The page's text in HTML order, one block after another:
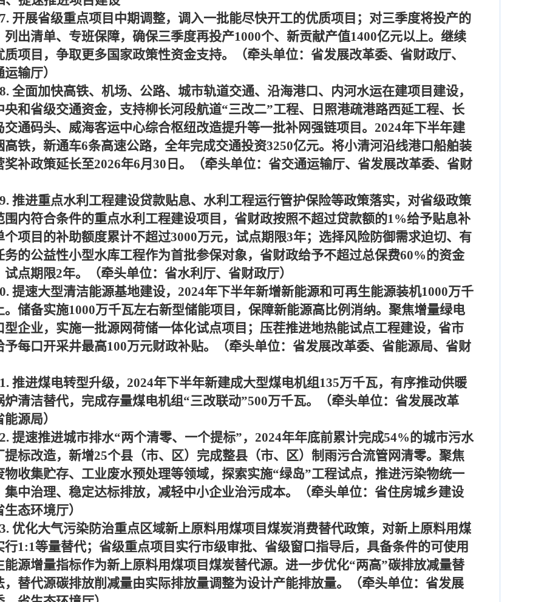
开展省级重点项目中期调整，调入一批能尽快开工的优质项目；对三季度将投产的
列出清单、专班保障，确保三季度再投产1000个、新贡献产值1400亿元以上。继续
质项目，争取更多国家政策性资金支持。（牵头单位：省发展改革委、省财政厅、
输厅）
全面加快高铁、机场、公路、城市轨道交通、沿海港口、内河水运在建项目建设，
央和省级交通资金，支持柳长河段航道“三改二”工程、日照港疏港路西延工程、长
交通码头、威海客运中心综合枢纽改造提升等一批补网强链项目。 2024年下半年建
高铁，新通车6条高速公路，全年完成交通投资3250亿元。将小清河沿线港口船舶装
奖补政策延长至2026年6月 30 日。（牵头单位：省交通运输厅、省发展改革委、省财
推进重点水利工程建设贷款贴息、水利工程运行管护保险等政策落实，对省级政策
围内符合条件的重点水利工程建设项目，省财政按照不超过贷款额的1%给予贴息补
个项目的补助额度累计不超过3000万元，试点期限3年；选择风险防御需求迫切、有
务的公益性小型水库工程作为首批参保对象，省财政给予不超过总保费60%的资金
试点期限2年。（牵头单位：省水利厅、省财政厅）
提速大型清洁能源基地建设， 2024年下半年新增新能源和可再生能源装机1000万千
。储备实施1000万千瓦左右新型储能项目，保障新能源高比例消纳。聚焦增量绿电
型企业，实施一批源网荷储一体化试点项目；压茬推进地热能试点工程建设，省市
予每口开采井最高100万元财政补贴。（牵头单位：省发展改革委、省能源局、省财
推进煤电转型升级， 2024年下半年新建成大型煤电机组135万千瓦，有序推动供暖
炉清洁替代，完成存量煤电机组“三改联动”500万千瓦。（牵头单位：省发展改革
源局）
提速推进城市排水“两个清零、一个提标”， 2024年年底前累计完成54%的城市污水
提标改造，新增25个县（市、区）完成整县（市、区）制雨污合流管网清零。聚焦
物收集贮存、工业废水预处理等领域，探索实施“绿岛”工程试点，推进污染物统一
集中治理、稳定达标排放，减轻中小企业治污成本。（牵头单位：省住房城乡建设
态环境厅）
优化大气污染防治重点区域新上原料用煤项目煤炭消费替代政策，对新上原料用煤
行1:1等量替代；省级重点项目实行市级审批、省级窗口指导后，具备条件的可使用
能源增量指标作为新上原料用煤项目煤炭替代源。进一步优化“两高”碳排放减量替
，替代源碳排放削减量由实际排放量调整为设计产能排放量。（牵头单位：省发展